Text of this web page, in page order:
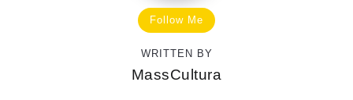
Follow Me
WRITTEN BY
MassCultura